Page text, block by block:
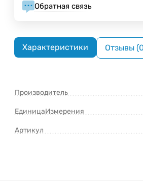
Обратная связь
Характеристики Отзывы
Производитель
ЕдиницаИзмерения
Артикул